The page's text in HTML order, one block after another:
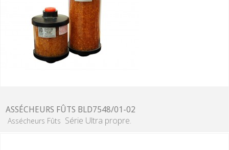
ASSÉCHEURS FÛTS BLD7548/01-02
Assécheurs Fûts Série Ultra propre.